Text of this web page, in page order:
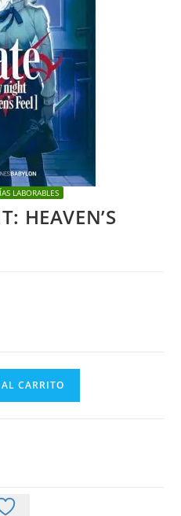
LABORABLES
HEAVEN’S
CARRITO